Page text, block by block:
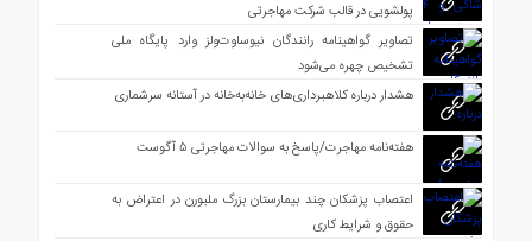
پولشویی در قالب شرکت مهاجرتی
تصاویر گواهینامه رانندگان نیوساوت‌ولز وارد پایگاه ملی
تشخیص چهره می‌شود
هشدار درباره کلاهبرداری‌های خانه‌به‌خانه در آستانه سرشماری
هفته‌نامه مهاجرت/پاسخ به سوالات مهاجرتی ۵ آگوست
اعتصاب پزشکان چند بیمارستان بزرگ ملبورن در اعتراض به
حقوق و شرایط کاری